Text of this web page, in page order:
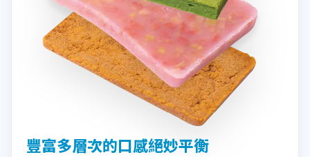
豐富多層次的口感絕妙平衡